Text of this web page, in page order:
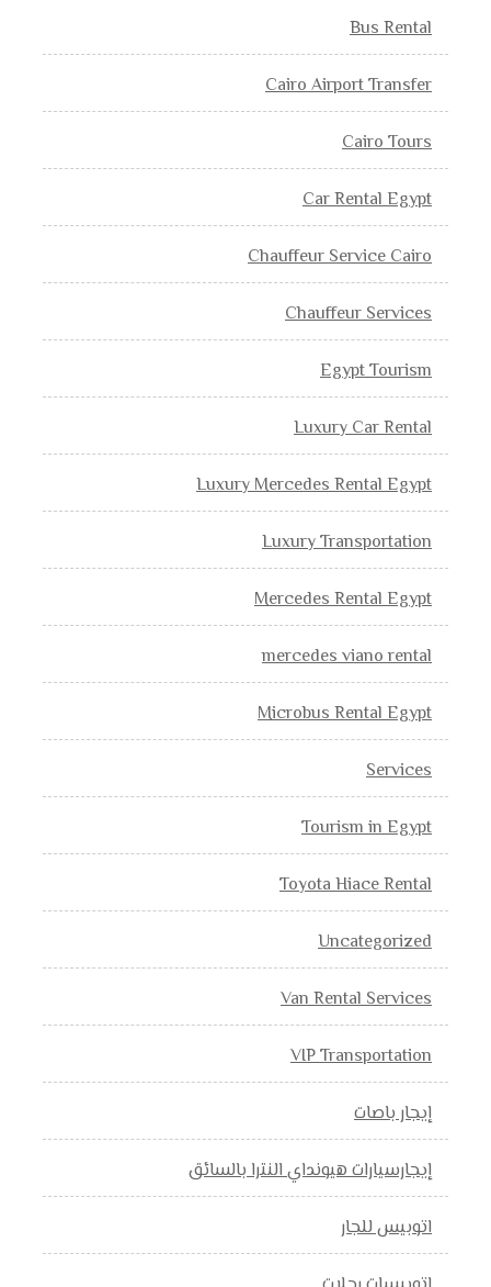
Bus Rental
Cairo Airport Transfer
Cairo Tours
Car Rental Egypt
Chauffeur Service Cairo
Chauffeur Services
Egypt Tourism
Luxury Car Rental
Luxury Mercedes Rental Egypt
Luxury Transportation
Mercedes Rental Egypt
mercedes viano rental
Microbus Rental Egypt
Services
Tourism in Egypt
Toyota Hiace Rental
Uncategorized
Van Rental Services
VIP Transportation
إيجار باصات
إيجارسيارات هيونداي النترا بالسائق
اتوبيس للجار